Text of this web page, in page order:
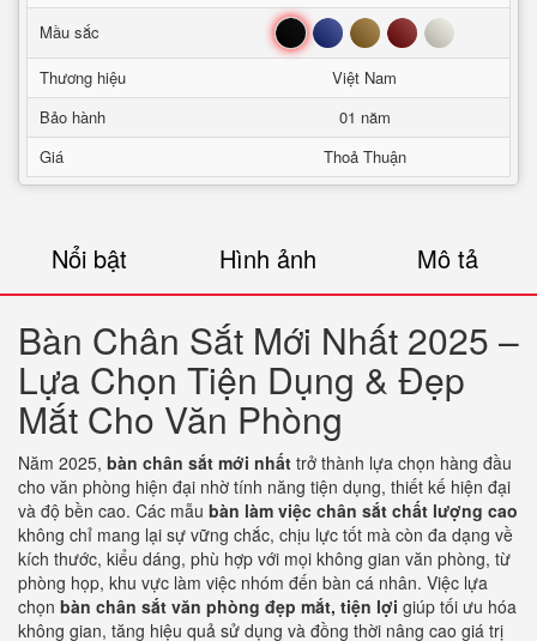
Mầu sắc Đen Xanh Nâu Đỏ Trắng
Thương hiệu
Việt Nam
Bảo hành
01 năm
Giá
Thoả Thuận
Nổi bật Hình ảnh Mô tả
Bàn Chân Sắt Mới Nhất 2025 –
Lựa Chọn Tiện Dụng & Đẹp
Mắt Cho Văn Phòng
Năm 2025, bàn chân sắt mới nhất trở thành lựa chọn hàng đầu
cho văn phòng hiện đại nhờ tính năng tiện dụng, thiết kế hiện đại
và độ bền cao. Các mẫu bàn làm việc chân sắt chất lượng cao
không chỉ mang lại sự vững chắc, chịu lực tốt mà còn đa dạng về
kích thước, kiểu dáng, phù hợp với mọi không gian văn phòng, từ
phòng họp, khu vực làm việc nhóm đến bàn cá nhân. Việc lựa
chọn bàn chân sắt văn phòng đẹp mắt, tiện lợi giúp tối ưu hóa
không gian, tăng hiệu quả sử dụng và đồng thời nâng cao giá trị